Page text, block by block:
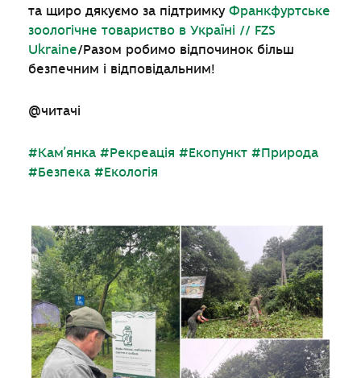
та щиро дякуємо за підтримку Франкфуртське
зоологічне товариство в Україні // FZS
Ukraine/Разом робимо відпочинок більш
безпечним і відповідальним!
@читачі
#Камʼянка #Рекреація #Екопункт #Природа
#Безпека #Екологія